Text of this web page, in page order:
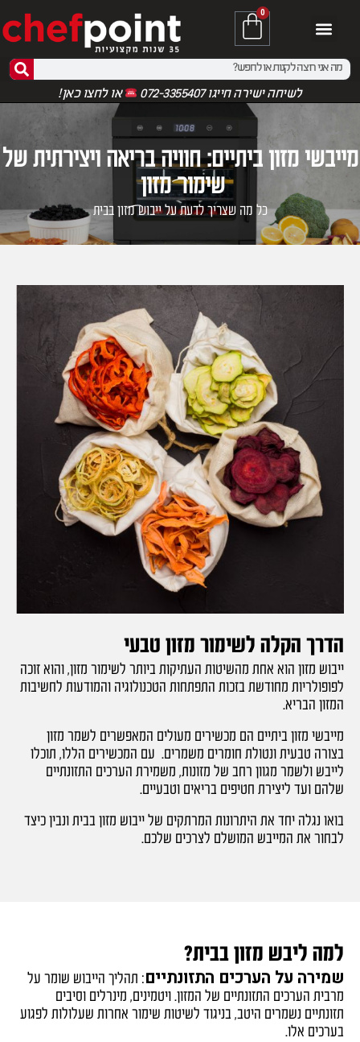
0
לשיחה ישירה חייגו 072-3355407 אולחצו כאן!
מייבשי מזון ביתיים: חוויה בריאה ויצירתית של
שימור מזון
כל מה שצריך לדעת על ייבוש מזון בבית
הדרך הקלה לשימור מזון טבעי
ייבוש מזון הוא אחת מהשיטות העתיקות ביותר לשימור מזון, והוא זוכה
לפופולריות מחודשת בזכות התפתחות הטכנולוגיה והמודעות לחשיבות
המזון הבריא.
מייבשי מזון ביתיים הם מכשירים מעולים המאפשרים לשמר מזון
בצורה טבעית ונטולת חומרים משמרים. עם המכשירים הללו, תוכלו
לייבש ולשמר מגוון רחב של מזונות, משמירת הערכים התזונתיים
שלהם ועד ליצירת חטיפים בריאים וטבעיים.
בואו נגלה יחד את היתרונות המרתקים של ייבוש מזון בבית ונבין כיצד
לבחור את המייבש המושלם לצרכים שלכם.
למה ליבש מזון בבית?
שמירה על הערכים התזונתיים: תהליך הייבוש שומר על
מרבית הערכים התזונתיים של המזון. ויטמינים, מינרלים וסיבים
תזונתיים נשמרים היטב, בניגוד לשיטות שימור אחרות שעלולות לפגוע
בערכים אלו.